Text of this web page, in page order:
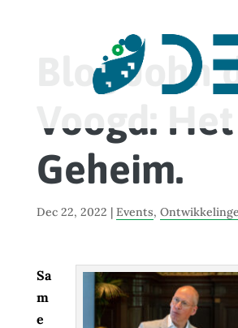
Blog John
Voogd: Het
Geheim.
Dec 22, 2022 | Events,
Sa
m
e